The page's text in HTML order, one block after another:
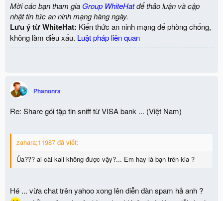
Mời các bạn tham gia Group WhiteHatđể thảo luận và cập
nhật tin tức an ninh mạng hàng ngày.
Lưu ý từ WhiteHat: Kiến thức an ninh mạng để phòng chống,
không làm điều xấu. Luật pháp liên quan
Phanonra
Re: Share gói tập tin sniff từ VISA bank ... (Việt Nam)
zahara;11987 đã viết:
Ủa??? ai cài kali không được vậy?... Em hay là bạn trên kia ?
Hé ... vừa chat trên yahoo xong lên diễn đàn spam hả anh ?